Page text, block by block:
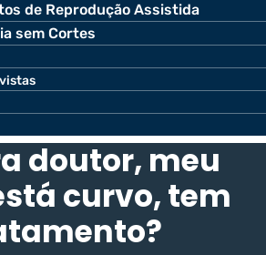
de Reprodução Assistida
sem Cortes
doutor, meu
curvo, tem